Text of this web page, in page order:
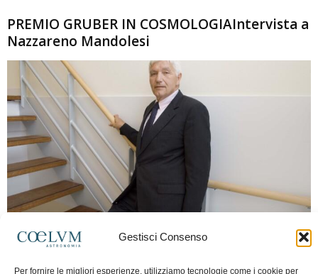
Gestisci Consenso
Per fornire le migliori esperienze, utilizziamo tecnologie come i cookie per
PREMIO GRUBER IN COSMOLOGIAIntervista a
Nazzareno Mandolesi
Frida Paolella - 16 Giugno 2026 0
spaziale europea e della missione Planck. Il dialogo ripercorre i principali